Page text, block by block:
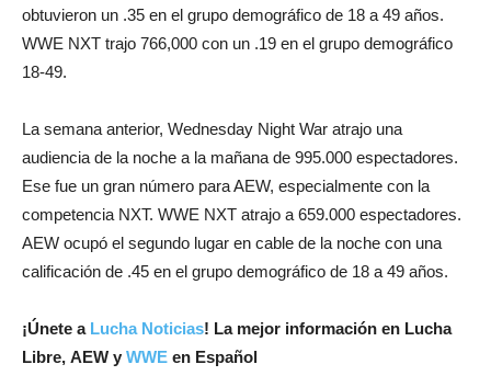
obtuvieron un .35 en el grupo demográfico de 18 a 49 años.
WWE NXT trajo 766,000 con un .19 en el grupo demográfico
18-49.
La semana anterior, Wednesday Night War atrajo una
audiencia de la noche a la mañana de 995.000 espectadores.
Ese fue un gran número para AEW, especialmente con la
competencia NXT. WWE NXT atrajo a 659.000 espectadores.
AEW ocupó el segundo lugar en cable de la noche con una
calificación de .45 en el grupo demográfico de 18 a 49 años.
¡Únete a Lucha Noticias! La mejor información en Lucha
Libre, AEW y WWE en Español